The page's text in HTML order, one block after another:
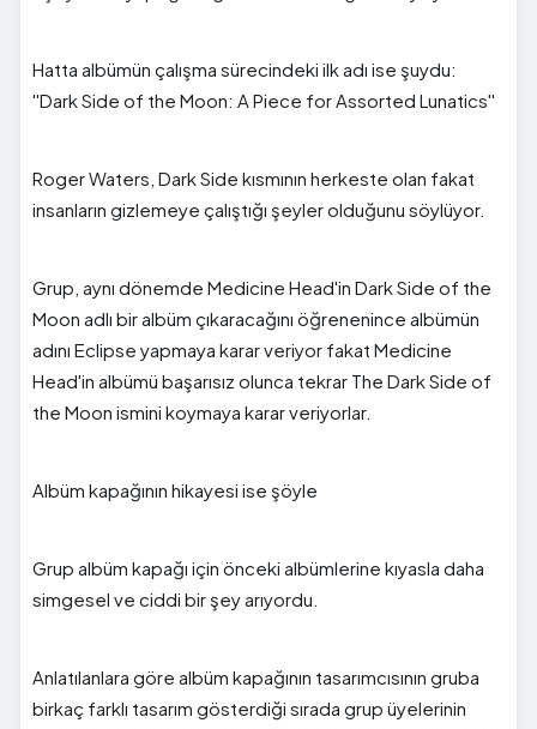
Hatta albümün çalışma sürecindeki ilk adı ise şuydu:
''Dark Side of the Moon: A Piece for Assorted Lunatics''
Roger Waters, Dark Side kısmının herkeste olan fakat
insanların gizlemeye çalıştığı şeyler olduğunu söylüyor.
Grup, aynı dönemde Medicine Head'in Dark Side of the
Moon adlı bir albüm çıkaracağını öğrenenince albümün
adını Eclipse yapmaya karar veriyor fakat Medicine
Head'in albümü başarısız olunca tekrar The Dark Side of
the Moon ismini koymaya karar veriyorlar.
Albüm kapağının hikayesi ise şöyle
Grup albüm kapağı için önceki albümlerine kıyasla daha
simgesel ve ciddi bir şey arıyordu.
Anlatılanlara göre albüm kapağının tasarımcısının gruba
birkaç farklı tasarım gösterdiği sırada grup üyelerinin